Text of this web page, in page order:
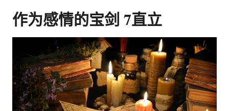
作为感情的宝剑 7直立